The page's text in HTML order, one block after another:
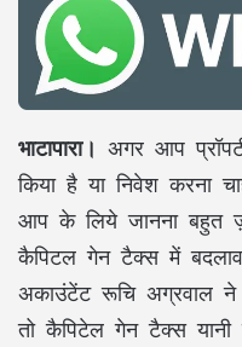
भाटापारा। अगर आप
किया है या निवेश करना
आप के लिये जानना बहुत
कैपिटल गेन टैक्स में बदलाव
अकाउंटेंट रूचि अग्रवाल
तो कैपिटेल गेन टैक्स